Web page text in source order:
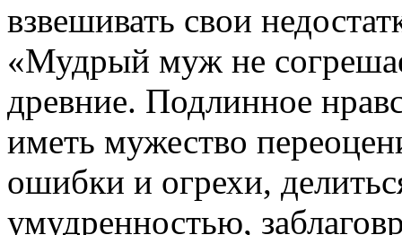
взвешивать свои
«Мудрый муж не
древние. Подлинное
иметь мужество
ошибки и огрехи,
умудренностью,